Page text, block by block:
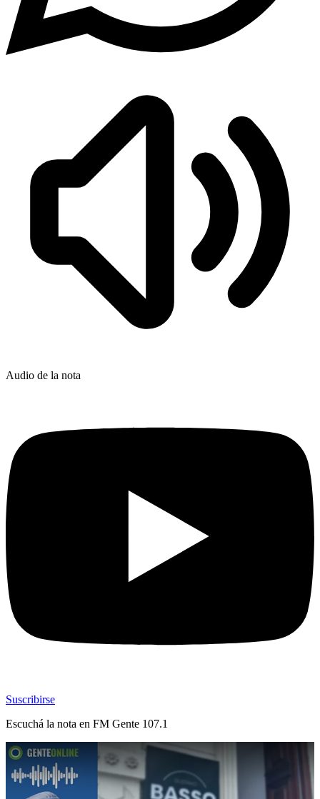
Audio de la nota
Suscribirse
Escuchá la nota en FM Gente 107.1